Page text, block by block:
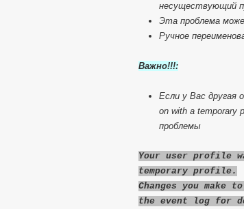
несуществующий
Эта проблема
Ручное
Важно!!!:
Если у Вас другая
on with a temporary
проблемы
Your user profile
temporary profile.
Changes you
the event log for